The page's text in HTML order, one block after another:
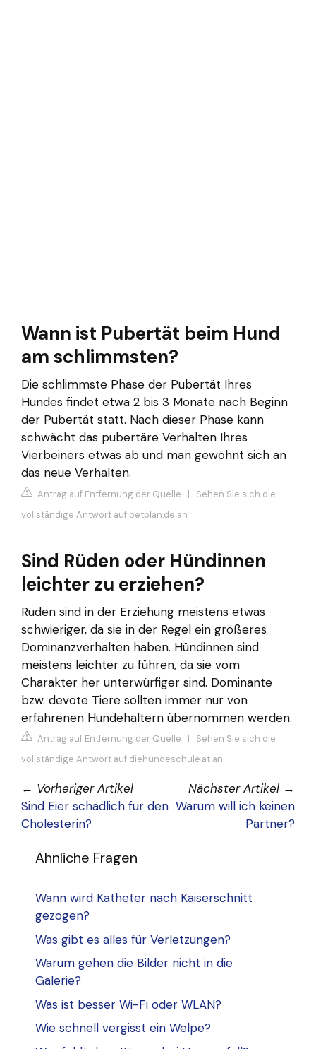
Wann ist Pubertät beim Hund
am schlimmsten?
Die schlimmste Phase der Pubertät Ihres
Hundes findet etwa 2 bis 3 Monate nach Beginn
der Pubertät statt. Nach dieser Phase kann
schwächt das pubertäre Verhalten Ihres
Vierbeiners etwas ab und man gewöhnt sich an
das neue Verhalten.
Antrag auf Entfernung der Quelle | Sehen Sie sich die
vollständige Antwort auf petplan.de an
Sind Rüden oder Hündinnen
leichter zu erziehen?
Rüden sind in der Erziehung meistens etwas
schwieriger, da sie in der Regel ein größeres
Dominanzverhalten haben. Hündinnen sind
meistens leichter zu führen, da sie vom
Charakter her unterwürfiger sind. Dominante
bzw. devote Tiere sollten immer nur von
erfahrenen Hundehaltern übernommen werden.
Antrag auf Entfernung der Quelle | Sehen Sie sich die
vollständige Antwort auf diehundeschule.at an
← Vorheriger Artikel
Sind Eier schädlich für den
Cholesterin?
Nächster Artikel →
Warum will ich keinen
Partner?
Ähnliche Fragen
Wann wird Katheter nach Kaiserschnitt
gezogen?
Was gibt es alles für Verletzungen?
Warum gehen die Bilder nicht in die
Galerie?
Was ist besser Wi-Fi oder WLAN?
Wie schnell vergisst ein Welpe?